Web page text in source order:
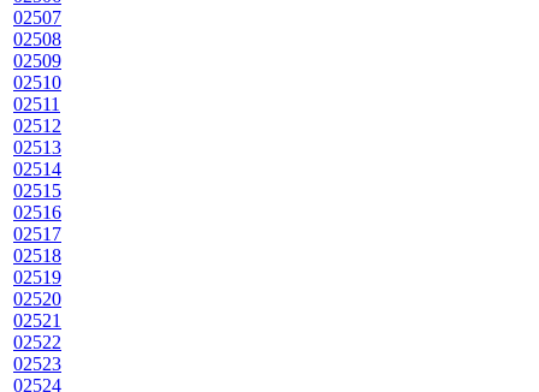
02507
02508
02509
02510
02511
02512
02513
02514
02515
02516
02517
02518
02519
02520
02521
02522
02523
02524